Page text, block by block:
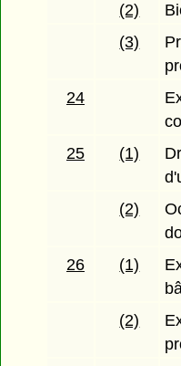
(2)
(3)
24
25
(1)
(2)
26
(1)
(2)